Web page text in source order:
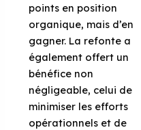
points en position
organique, mais d’en
gagner. La refonte a
également offert un
bénéfice non
négligeable, celui de
minimiser les efforts
opérationnels et de